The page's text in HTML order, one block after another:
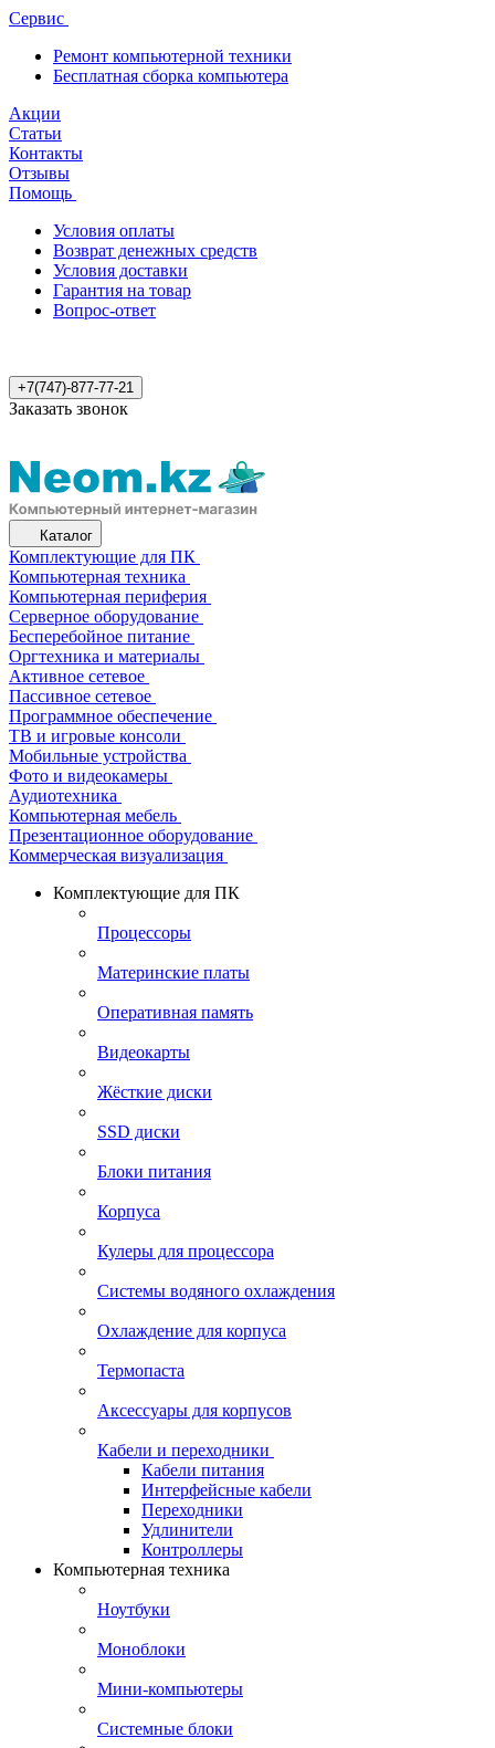
Сервис
Ремонт компьютерной техники
Бесплатная сборка компьютера
Акции
Статьи
Контакты
Отзывы
Помощь
Условия оплаты
Возврат денежных средств
Условия доставки
Гарантия на товар
Вопрос-ответ
+7(747)-877-77-21
Заказать звонок
Каталог
Комплектующие для ПК
Компьютерная техника
Компьютерная периферия
Серверное оборудование
Бесперебойное питание
Оргтехника и материалы
Активное сетевое
Пассивное сетевое
Программное обеспечение
ТВ и игровые консоли
Мобильные устройства
Фото и видеокамеры
Аудиотехника
Компьютерная мебель
Презентационное оборудование
Коммерческая визуализация
Комплектующие для ПК
Процессоры
Материнские платы
Оперативная память
Видеокарты
Жёсткие диски
SSD диски
Блоки питания
Корпуса
Кулеры для процессора
Системы водяного охлаждения
Охлаждение для корпуса
Термопаста
Аксессуары для корпусов
Кабели и переходники
Кабели питания
Интерфейсные кабели
Переходники
Удлинители
Контроллеры
Компьютерная техника
Ноутбуки
Моноблоки
Мини-компьютеры
Системные блоки